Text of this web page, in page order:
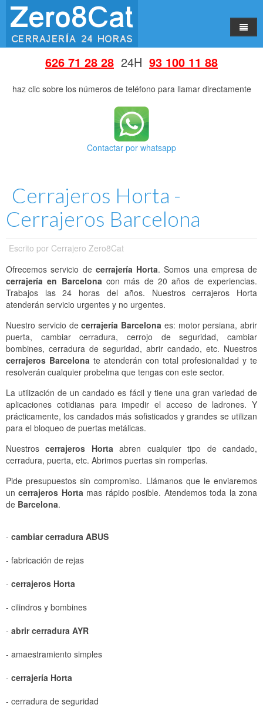
626 71 28 28 24H 93 100 11 88
haz clic sobre los números de teléfono para llamar directamente
Contactar por whatsapp
Cerrajeros Horta -
Cerrajeros Barcelona
Escrito por Cerrajero Zero8Cat
Ofrecemos servicio de cerrajería Horta. Somos una empresa de
cerrajería en Barcelona con más de 20 años de experiencias.
Trabajos las 24 horas del años. Nuestros cerrajeros Horta
atenderán servicio urgentes y no urgentes.
Nuestro servicio decerrajería Barcelona es: motor persiana, abrir
puerta, cambiar cerradura, cerrojo de seguridad, cambiar
bombines, cerradura de seguridad, abrir candado, etc. Nuestros
cerrajeros Barcelona te atenderán con total profesionalidad y te
resolverán cualquier probelma que tengas con este sector.
La utilización de un candado es fácil y tiene una gran variedad de
aplicaciones cotidianas para impedir el acceso de ladrones. Y
prácticamente, los candados más sofisticados y grandes se utilizan
para el bloqueo de puertas metálicas.
Nuestroscerrajeros Horta abren cualquier tipo de candado,
cerradura, puerta, etc. Abrimos puertas sin romperlas.
Pide presupuestos sin compromiso. Llámanos que le enviaremos
uncerrajeros Horta mas rápido posible. Atendemos toda la zona
de Barcelona.
- cambiar cerradura ABUS
- fabricación de rejas
- cerrajeros Horta
- cilindros y bombines
- abrir cerradura AYR
- amaestramiento simples
- cerrajería Horta
- cerradura de seguridad
Seguridad y Estética
Persianas
Puertas Blindadas
Locales, Comercios y Naves Industriales
Comunidad
Cerrajeros Eixample
Cerrajeros Hostafrancs
Cerrajeros Les Corts
Cerrajeros Maternitat
Cerrajeros Pedralbes
Cerrajeros Sarrià
Cerrajeros Tres Torres
Cerrajeros Putget
Cerrajeros Sant Gervasi
Cerrajeros Sagrada Familia
Cerrajeros Gracia
Cerrajeros Guinardó
Cerrajeros Vila Olímpica
Cerrajeros Poble Nou
Cerrajeros Cornella de Llobregat
Cerrajeros Sant Joan Despí
Cerrajeros Esplugues de Llobregat
Cerrajeros Sant Just Desvern
Cerrajeros Gavà
Cerrajeros Viladecans
Cerrajeros Sant Boi de Llobregat
Cerrajeros El Prat de Llobregat
Cerrajeros Santa Coloma de Gramenet
Cerrajeros Badalona
Cerrajeros Sant Feliu de Llobregat
Cerrajeros Molins de Rei
Cerrajeros Sant Vicenç del Horts
Contacto